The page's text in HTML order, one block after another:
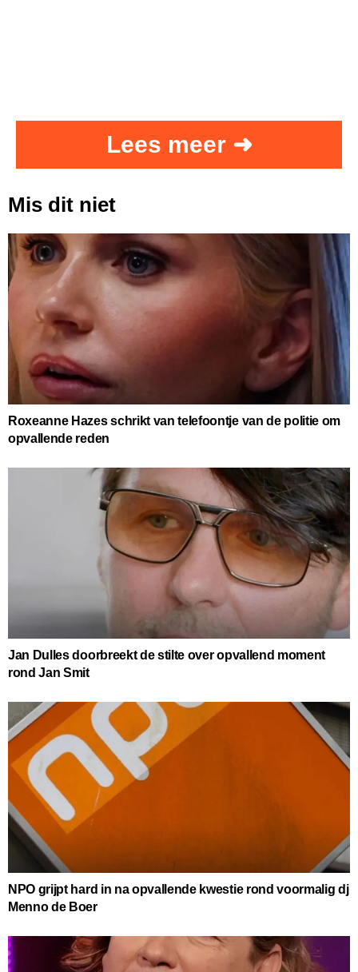
Lees meer ➜
Mis dit niet
Roxeanne Hazes schrikt van telefoontje van de politie om
opvallende reden
Jan Dulles doorbreekt de stilte over opvallend moment
rond Jan Smit
NPO grijpt hard in na opvallende kwestie rond voormalig dj
Menno de Boer